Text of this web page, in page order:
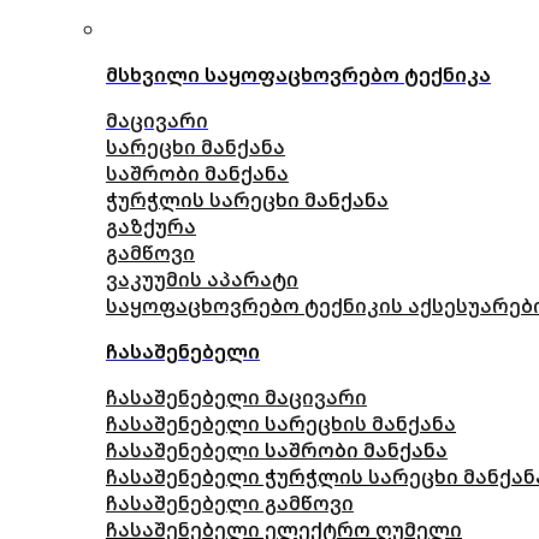
მსხვილი საყოფაცხოვრებო ტექნიკა
მაცივარი
სარეცხი მანქანა
საშრობი მანქანა
ჭურჭლის სარეცხი მანქანა
გაზქურა
გამწოვი
ვაკუუმის აპარატი
საყოფაცხოვრებო ტექნიკის
ჩასაშენებელი
ჩასაშენებელი მაცივარი
ჩასაშენებელი სარეცხის მანქანა
ჩასაშენებელი საშრობი მანქანა
ჩასაშენებელი ჭურჭლის სარეცხი
ჩასაშენებელი გამწოვი
ჩასაშენებელი ელექტრო ღუმელი